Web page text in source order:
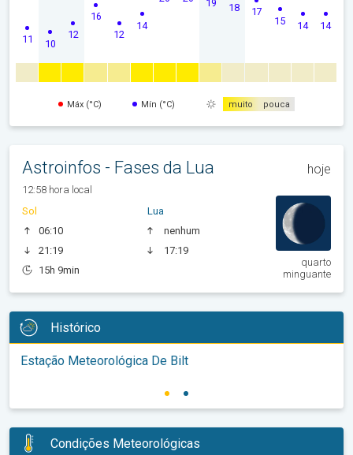
11 10
12
16
12
14
18 17
15 14 14
Máx (°C) Mín (°C) muito pouca
Astroinfos - Fases da Lua hoje
12:58 hora local
Sol
06:10
21:19
15h 9min
Lua
nenhum
17:19
quarto
minguante
Histórico
Estação Meteorológica De Bilt
Condições Meteorológicas